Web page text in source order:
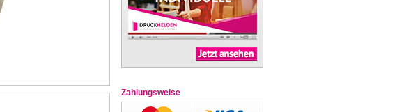
Zahlungsweise